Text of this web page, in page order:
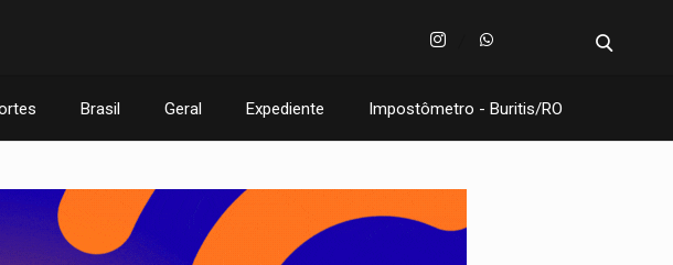
Brasil Geral Expediente Impostômetro - Buritis/RO